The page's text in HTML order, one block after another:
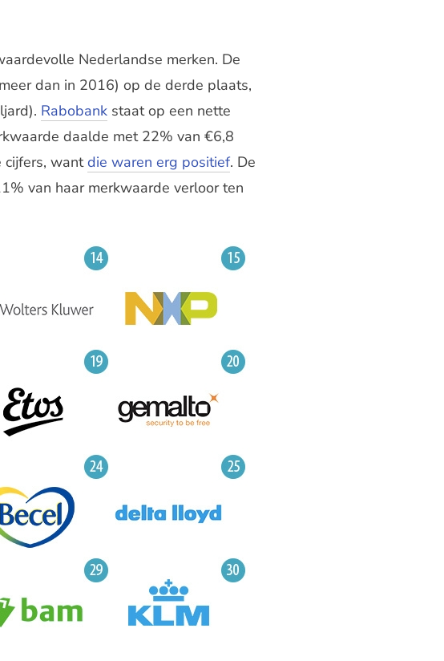
Nederlandse merken. De
dan in 2016) op de derde plaats,
Rabobank staat op een nette
daalde met 22% van €6,8
cijfers, wantdie waren erg positief. De
van haar merkwaarde verloor ten